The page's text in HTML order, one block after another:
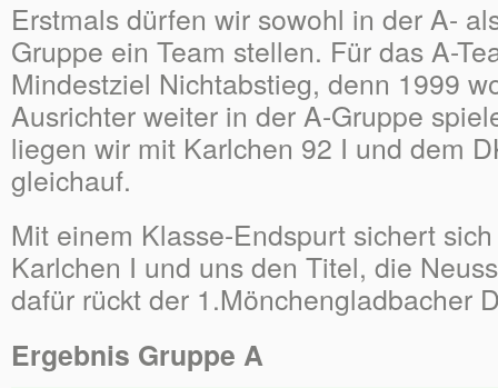
Erstmals dürfen wir sowohl in der A-
Gruppe ein Team stellen. Für das A-
Mindestziel Nichtabstieg, denn 1999
Ausrichter weiter in der A-Gruppe
liegen wir mit Karlchen 92 I und dem
gleichauf.
Mit einem Klasse-Endspurt sichert
Karlchen I und uns den Titel, die
dafür rückt der 1.Mönchengladbacher
Ergebnis Gruppe A